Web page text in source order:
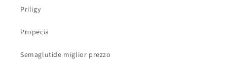
Priligy
Propecia
Semaglutide miglior prezzo